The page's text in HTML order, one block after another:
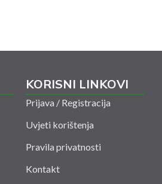
KORISNI LINKOVI
Prijava / Registracija
Uvjeti korištenja
Pravila privatnosti
Kontakt